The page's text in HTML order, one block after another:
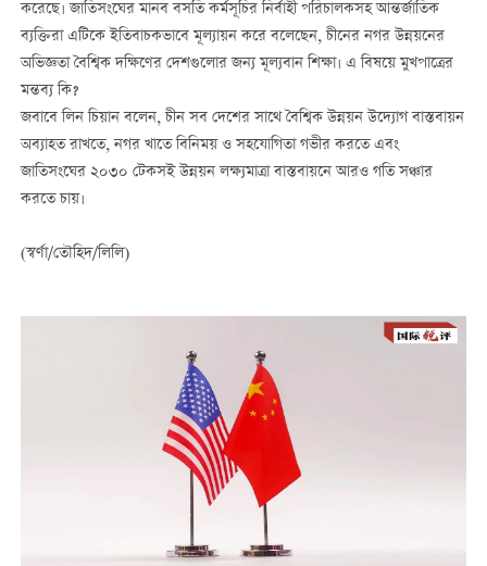
করেছে। জাতিসংঘের মানব বসতি কর্মসূচির নির্বাহী পরিচালকসহ আন্তর্জাতিক
ব্যক্তিরা এটিকে ইতিবাচকভাবে মূল্যায়ন করে বলেছেন, চীনের নগর উন্নয়নের
অভিজ্ঞতা বৈশ্বিক দক্ষিণের দেশগুলোর জন্য মূল্যবান শিক্ষা। এ বিষয়ে মুখপাত্রের
মন্তব্য কি?
জবাবে লিন চিয়ান বলেন, চীন সব দেশের সাথে বৈশ্বিক উন্নয়ন উদ্যোগ বাস্তবায়ন
অব্যাহত রাখতে, নগর খাতে বিনিময় ও সহযোগিতা গভীর করতে এবং
জাতিসংঘের ২০৩০ টেকসই উন্নয়ন লক্ষ্যমাত্রা বাস্তবায়নে আরও গতি সঞ্চার
করতে চায়।
(স্বর্ণা/তৌহিদ/লিলি)